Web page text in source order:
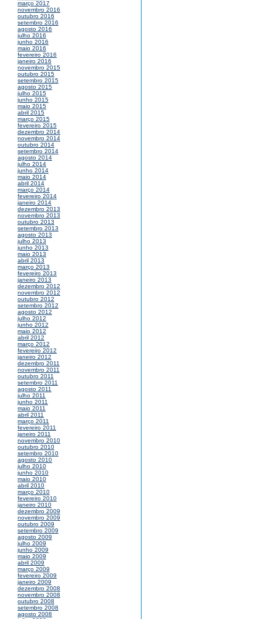
março 2017
novembro 2016
outubro 2016
setembro 2016
agosto 2016
julho 2016
junho 2016
maio 2016
fevereiro 2016
janeiro 2016
novembro 2015
outubro 2015
setembro 2015
agosto 2015
julho 2015
junho 2015
maio 2015
abril 2015
março 2015
fevereiro 2015
dezembro 2014
novembro 2014
outubro 2014
setembro 2014
agosto 2014
julho 2014
junho 2014
maio 2014
abril 2014
março 2014
fevereiro 2014
janeiro 2014
dezembro 2013
novembro 2013
outubro 2013
setembro 2013
agosto 2013
julho 2013
junho 2013
maio 2013
abril 2013
março 2013
fevereiro 2013
janeiro 2013
dezembro 2012
novembro 2012
outubro 2012
setembro 2012
agosto 2012
julho 2012
junho 2012
maio 2012
abril 2012
março 2012
fevereiro 2012
janeiro 2012
dezembro 2011
novembro 2011
outubro 2011
setembro 2011
agosto 2011
julho 2011
junho 2011
maio 2011
abril 2011
março 2011
fevereiro 2011
janeiro 2011
novembro 2010
outubro 2010
setembro 2010
agosto 2010
julho 2010
junho 2010
maio 2010
abril 2010
março 2010
fevereiro 2010
janeiro 2010
dezembro 2009
novembro 2009
outubro 2009
setembro 2009
agosto 2009
julho 2009
junho 2009
maio 2009
abril 2009
março 2009
fevereiro 2009
janeiro 2009
dezembro 2008
novembro 2008
outubro 2008
setembro 2008
agosto 2008